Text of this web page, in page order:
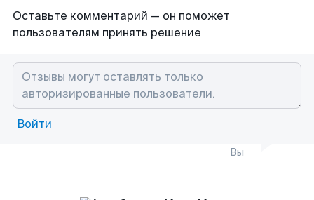
Оставьте комментарий — он поможет
пользователям принять решение
Войти
Вы